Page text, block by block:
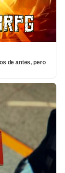
de antes, pero